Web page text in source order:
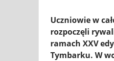
Uczniowie w
rozpoczęli
ramach XXV
Tymbarku. W